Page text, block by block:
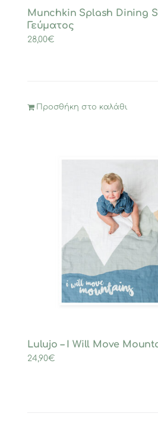
Munchkin Splash Dining
Γεύματος
28,00€
Προσθήκη στο καλάθι
Lulujo – I Will Move
24,90€